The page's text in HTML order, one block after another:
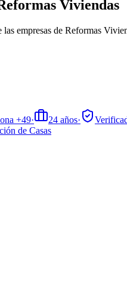
Viviendas
empresas de Reformas
+49· 24 años·
de Casas